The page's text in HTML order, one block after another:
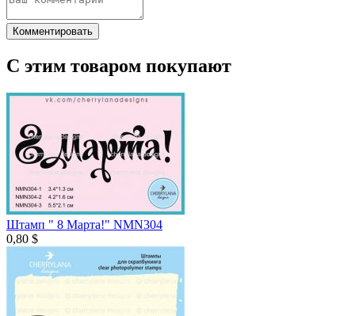
Комментировать
С этим товаром покупают
Штамп " 8 Марта!" NMN304
0,80 $